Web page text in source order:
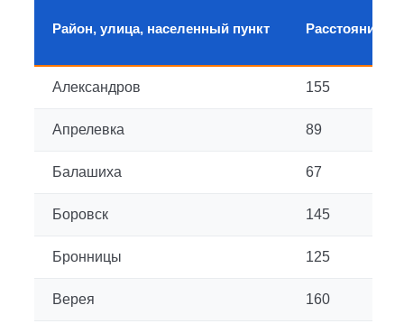
Район, улица, населенный пункт Расстояние,
Александров 155
Апрелевка 89
Балашиха 67
Боровск 145
Бронницы 125
Верея 160